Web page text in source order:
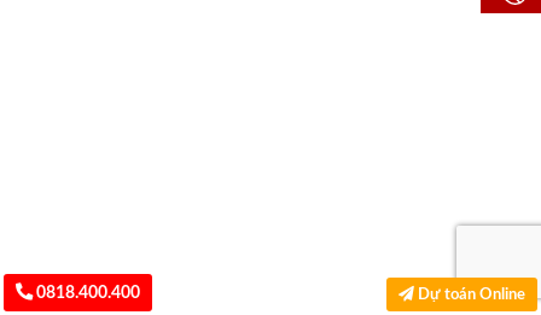
0818.400.400 Dự toán Online